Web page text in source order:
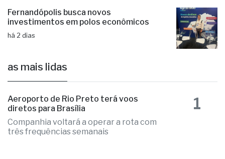
Fernandópolis busca novos
investimentos em polos econômicos
há 2 dias
as mais lidas
Aeroporto de Rio Preto terá voos
diretos para Brasília
Companhia voltará a operar a rota com
três frequências semanais
1